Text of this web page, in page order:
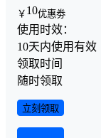
￥ 10优惠劵
使用时效：
10天内使用有效
领取时间
随时领取
立刻领取